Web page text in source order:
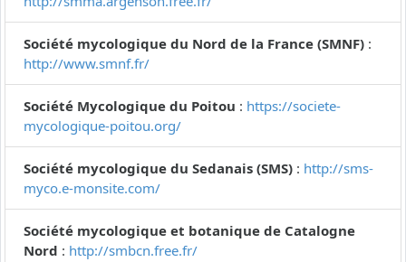
Société mycologique du Nord de la France (SMNF) :
http://www.smnf.fr/
Société Mycologique du Poitou : https://societe-
mycologique-poitou.org/
Société mycologique du Sedanais (SMS) : http://sms-
myco.e-monsite.com/
Société mycologique et botanique de Catalogne
Nord : http://smbcn.free.fr/